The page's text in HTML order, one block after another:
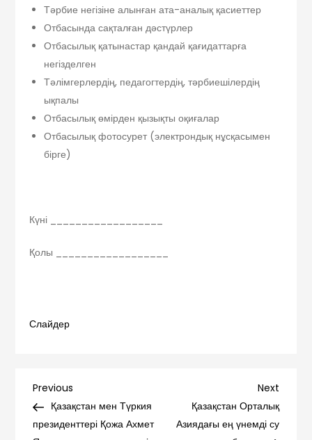
Тәрбие негізіне алынған ата-аналық қасиеттер
Отбасында сақталған дәстүрлер
Отбасылық қатынастар қандай қағидаттарға
негізделген
Тәлімгерлердің, педагогтердің, тәрбиешілердің
ықпалы
Отбасылық өмірден қызықты оқиғалар
Отбасылық фотосурет (электрондық нұсқасымен
бірге)
Күні __________________
Қолы __________________
Слайдер
Навигация
по
Previous
Post
Previous
Қазақстан мен Түркия
президенттері Қожа Ахмет
Next
Post
Next
Қазақстан Орталық
Азиядағы ең үнемді су